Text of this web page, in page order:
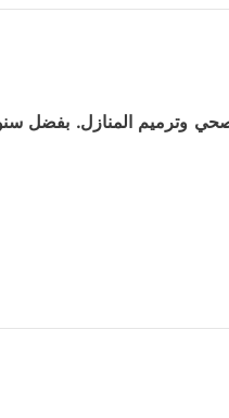
وترميم المنازل. بفضل